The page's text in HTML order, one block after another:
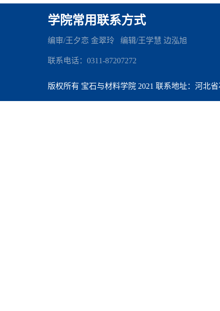
学院常用联系方式
编审/王夕恋 金翠玲 编辑/王学慧 边泓旭
联系电话：0311-87207272
版权所有 宝石与材料学院 2021 联系地址：河北